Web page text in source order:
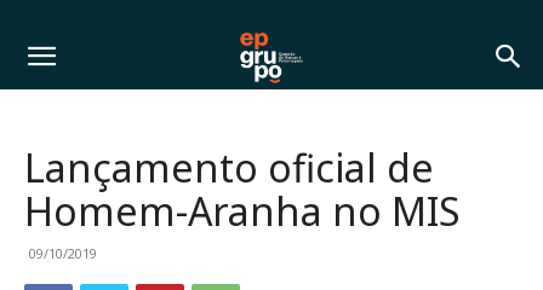
Lançamento oficial de
Homem-Aranha no MIS
09/10/2019